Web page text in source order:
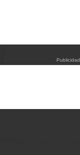
Publicidad